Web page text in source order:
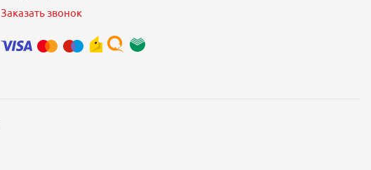
Заказать звонок